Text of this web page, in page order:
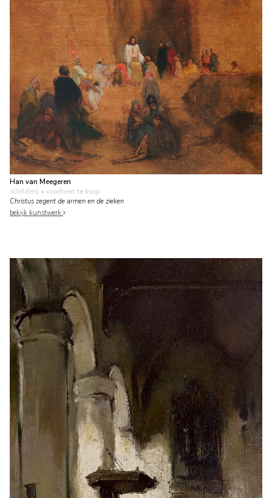
Han van Meegeren
schilderij • voorheen te koop
Christus zegent de armen en de zieken
bekijk kunstwerk